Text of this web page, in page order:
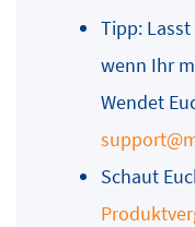
Tipp:
wenn Ihr
Wendet
Schaut